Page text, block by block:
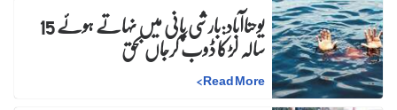
یوحناآباد:بارشی پانی میں نہاتے ہوئے 15 سالہ لڑکا ڈوب کرجاں بحق
Read More
>